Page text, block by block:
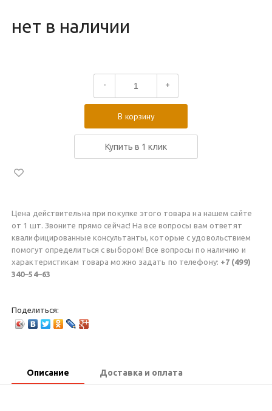
нет в наличии
- +
В корзину
Купить в 1 клик
Цена действительна при покупке этого товара на нашем сайте
от 1 шт. Звоните прямо сейчас! На все вопросы вам ответят
квалифицированные консультанты, которые с удовольствием
помогут определиться с выбором! Все вопросы по наличию и
характеристикам товара можно задать по телефону: +7 (499)
340–54–63
Поделиться:
Описание Доставка и оплата